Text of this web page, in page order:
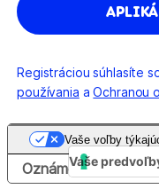
Registráciou súhlasíte
používania aOchranou
Oznámenie pri zbere
Vaše voľby